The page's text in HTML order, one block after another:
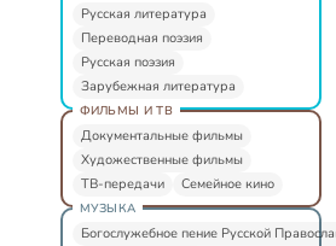
Русская литература
Переводная поэзия
Русская поэзия
Зарубежная литература
ФИЛЬМЫ И ТВ
Документальные фильмы
Художественные фильмы
ТВ-передачи
Семейное кино
МУЗЫКА
Богослужебное пение Русской